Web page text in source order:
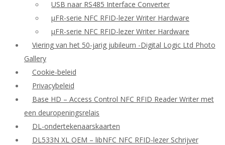
USB naar RS485 Interface Converter
μFR-serie NFC RFID-lezer Writer Hardware
μFR-serie NFC RFID-lezer Writer Hardware
Viering van het 50-jarig jubileum -Digital Logic Ltd Photo
Gallery
Cookie-beleid
Privacybeleid
Base HD – Access Control NFC RFID Reader Writer met
een deuropeningsrelais
DL-ondertekenaarskaarten
DL533N XL OEM – libNFC NFC RFID-lezer Schrijver